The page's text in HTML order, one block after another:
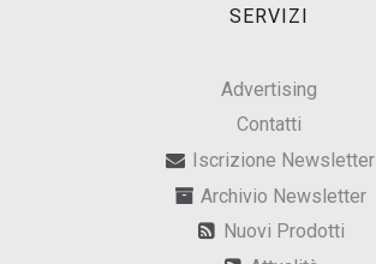
SERVIZI
Advertising
Contatti
Iscrizione Newsletter
Archivio Newsletter
Nuovi Prodotti